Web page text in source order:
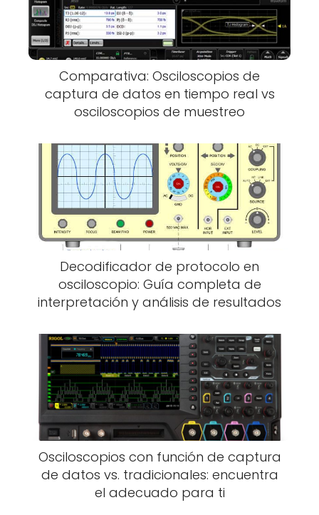
Comparativa: Osciloscopios de
captura de datos en tiempo real vs
osciloscopios de muestreo
Decodificador de protocolo en
osciloscopio: Guía completa de
interpretación y análisis de resultados
Osciloscopios con función de captura
de datos vs. tradicionales: encuentra
el adecuado para ti